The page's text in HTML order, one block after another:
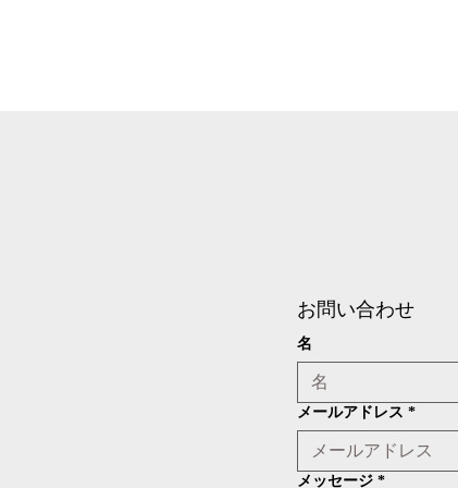
お問い合わせ
名
メールアドレス *
メッセージ *